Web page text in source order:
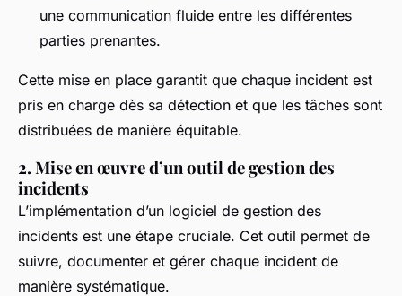
une communication fluide entre les différentes
parties prenantes.
Cette mise en place garantit que chaque incident est
pris en charge dès sa détection et que les tâches sont
distribuées de manière équitable.
2. Mise en œuvre d’un outil de gestion des
incidents
L’implémentation d’un logiciel de gestion des
incidents est une étape cruciale. Cet outil permet de
suivre, documenter et gérer chaque incident de
manière systématique.